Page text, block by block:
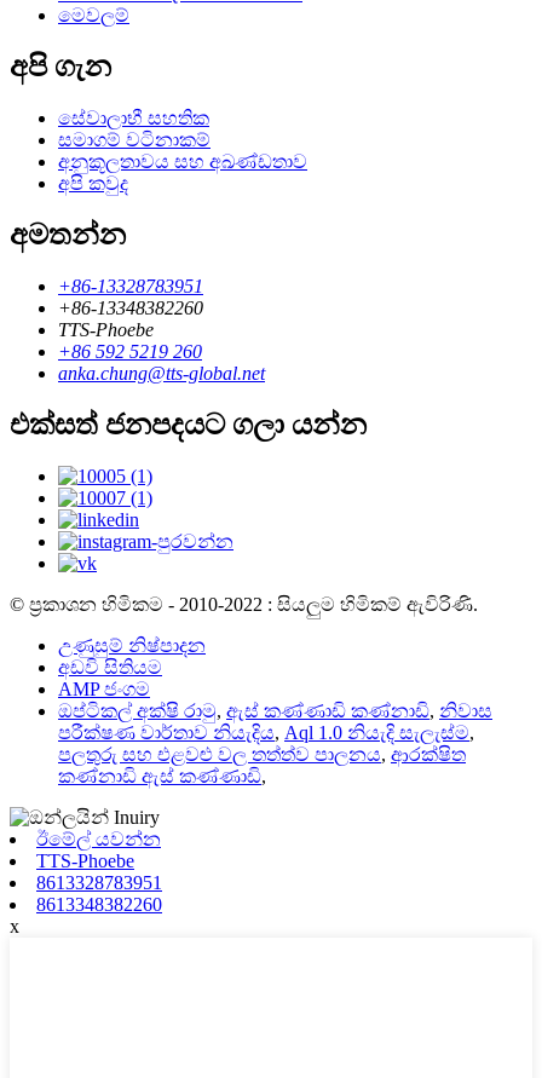
මෙවලම්
අපි ගැන
සේවාලාභී සහතික
සමාගම් වටිනාකම්
අනුකූලතාවය සහ අඛණ්ඩතාව
අපි කවුද
අමතන්න
+86-13328783951
+86-13348382260
TTS-Phoebe
+86 592 5219 260
anka.chung@tts-global.net
එක්සත් ජනපදයට ගලා යන්න
© ප්‍රකාශන හිමිකම - 2010-2022 : සියලුම හිමිකම් ඇවිරිණි.
උණුසුම් නිෂ්පාදන
අඩවි සිතියම
AMP ජංගම
ඔප්ටිකල් අක්ෂි රාමු, ඇස් කණ්ණාඩි කණ්නාඩි, නිවාස
පරීක්ෂණ වාර්තාව නියැදිය, Aql 1.0 නියැදි සැලැස්ම,
පලතුරු සහ එළවළු වල තත්ත්ව පාලනය, ආරක්ෂිත
කණ්නාඩි ඇස් කණ්ණාඩි,
ඊමේල් යවන්න
TTS-Phoebe
8613328783951
8613348382260
x